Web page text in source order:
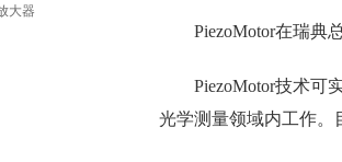
大器
PiezoMotor在瑞典
PiezoMotor技术可
光学测量领域内工作。